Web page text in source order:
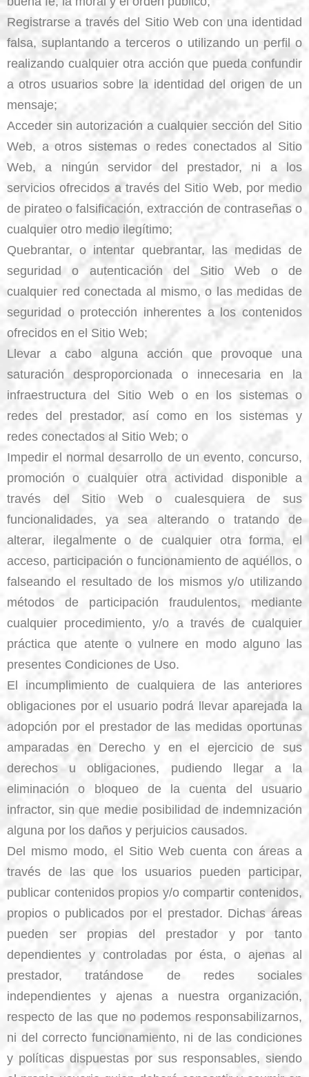
Registrarse a través del Sitio Web con una identidad
falsa, suplantando a terceros o utilizando un perfil o
realizando cualquier otra acción que pueda confundir
a otros usuarios sobre la identidad del origen de un
mensaje;
Acceder sin autorización a cualquier sección del Sitio
Web, a otros sistemas o redes conectados al Sitio
Web, a ningún servidor del prestador, ni a los
servicios ofrecidos a través del Sitio Web, por medio
de pirateo o falsificación, extracción de contraseñas o
cualquier otro medio ilegítimo;
Quebrantar, o intentar quebrantar, las medidas de
seguridad o autenticación del Sitio Web o de
cualquier red conectada al mismo, o las medidas de
seguridad o protección inherentes a los contenidos
ofrecidos en el Sitio Web;
Llevar a cabo alguna acción que provoque una
saturación desproporcionada o innecesaria en la
infraestructura del Sitio Web o en los sistemas o
redes del prestador, así como en los sistemas y
redes conectados al Sitio Web; o
Impedir el normal desarrollo de un evento, concurso,
promoción o cualquier otra actividad disponible a
través del Sitio Web o cualesquiera de sus
funcionalidades, ya sea alterando o tratando de
alterar, ilegalmente o de cualquier otra forma, el
acceso, participación o funcionamiento de aquéllos, o
falseando el resultado de los mismos y/o utilizando
métodos de participación fraudulentos, mediante
cualquier procedimiento, y/o a través de cualquier
práctica que atente o vulnere en modo alguno las
presentes Condiciones de Uso.
El incumplimiento de cualquiera de las anteriores
obligaciones por el usuario podrá llevar aparejada la
adopción por el prestador de las medidas oportunas
amparadas en Derecho y en el ejercicio de sus
derechos u obligaciones, pudiendo llegar a la
eliminación o bloqueo de la cuenta del usuario
infractor, sin que medie posibilidad de indemnización
alguna por los daños y perjuicios causados.
Del mismo modo, el Sitio Web cuenta con áreas a
través de las que los usuarios pueden participar,
publicar contenidos propios y/o compartir contenidos,
propios o publicados por el prestador. Dichas áreas
pueden ser propias del prestador y por tanto
dependientes y controladas por ésta, o ajenas al
prestador, tratándose de redes sociales
independientes y ajenas a nuestra organización,
respecto de las que no podemos responsabilizarnos,
ni del correcto funcionamiento, ni de las condiciones
y políticas dispuestas por sus responsables, siendo